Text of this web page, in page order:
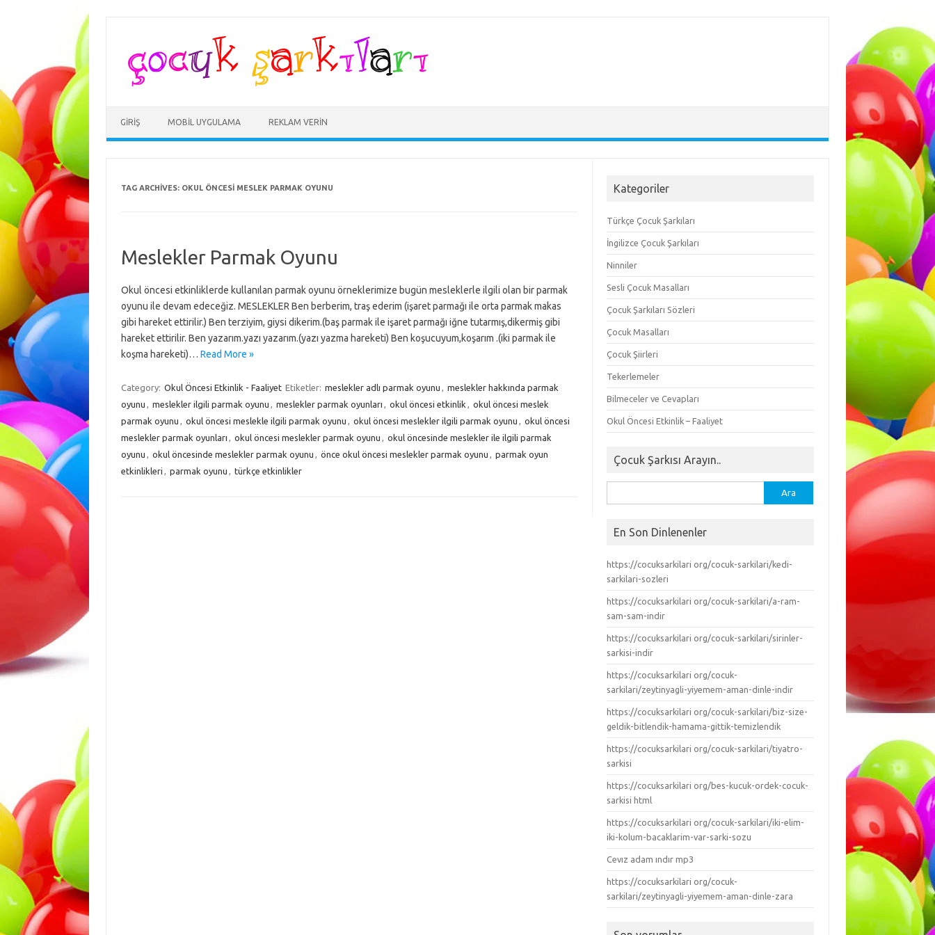
GIRIŞ MOBIL UYGULAMA REKLAM VERIN
TAG ARCHIVES: OKUL ÖNCESI MESLEK PARMAK OYUNU
Meslekler Parmak Oyunu
Okul öncesi etkinliklerde kullanılan parmak oyunu örneklerimize bugün mesleklerle ilgili olan bir parmak
oyunu ile devam edeceğiz. MESLEKLER Ben berberim, traş ederim (işaret parmağı ile orta parmak makas
gibi hareket ettirilir.) Ben terziyim, giysi dikerim.(baş parmak ile işaret parmağı iğne tutarmış,dikermiş gibi
hareket ettirilir. Ben yazarım.yazı yazarım.(yazı yazma hareketi) Ben koşucuyum,koşarım .(iki parmak ile
koşma hareketi)… Read More »
Category: Okul Öncesi Etkinlik - Faaliyet Etiketler: meslekler adlı parmak oyunu , meslekler hakkında parmak
oyunu , meslekler ilgili parmak oyunu , meslekler parmak oyunları , okul öncesi etkinlik , okul öncesi meslek
parmak oyunu , okul öncesi meslekle ilgili parmak oyunu , okul öncesi meslekler ilgili parmak oyunu , okul öncesi
meslekler parmak oyunları , okul öncesi meslekler parmak oyunu , okul öncesinde meslekler ile ilgili parmak
oyunu , okul öncesinde meslekler parmak oyunu , önce okul öncesi meslekler parmak oyunu , parmak oyun
etkinlikleri , parmak oyunu , türkçe etkinlikler
Kategoriler
Türkçe Çocuk Şarkıları
İngilizce Çocuk Şarkıları
Ninniler
Sesli Çocuk Masalları
Çocuk Şarkıları Sözleri
Çocuk Masalları
Çocuk Şiirleri
Tekerlemeler
Bilmeceler ve Cevapları
Okul Öncesi Etkinlik – Faaliyet
Çocuk Şarkısı Arayın..
En Son Dinlenenler
https://cocuksarkilari org/cocuk-sarkilari/kedi-
sarkilari-sozleri
https://cocuksarkilari org/cocuk-sarkilari/a-ram-
sam-sam-indir
https://cocuksarkilari org/cocuk-sarkilari/sirinler-
sarkisi-indir
https://cocuksarkilari org/cocuk-
sarkilari/zeytinyagli-yiyemem-aman-dinle-indir
https://cocuksarkilari org/cocuk-sarkilari/biz-size-
geldik-bitlendik-hamama-gittik-temizlendik
https://cocuksarkilari org/cocuk-sarkilari/tiyatro-
sarkisi
https://cocuksarkilari org/bes-kucuk-ordek-cocuk-
sarkisi html
https://cocuksarkilari org/cocuk-sarkilari/iki-elim-
iki-kolum-bacaklarim-var-sarki-sozu
Cevız adam ındır mp3
https://cocuksarkilari org/cocuk-
sarkilari/zeytinyagli-yiyemem-aman-dinle-zara